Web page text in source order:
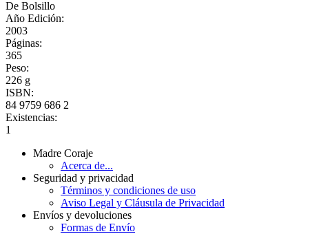
De Bolsillo
Año Edición:
2003
Páginas:
365
Peso:
226 g
ISBN:
84 9759 686 2
Existencias:
1
Madre Coraje
Acerca de...
Seguridad y privacidad
Términos y condiciones de uso
Aviso Legal y Cláusula de Privacidad
Envíos y devoluciones
Formas de Envío